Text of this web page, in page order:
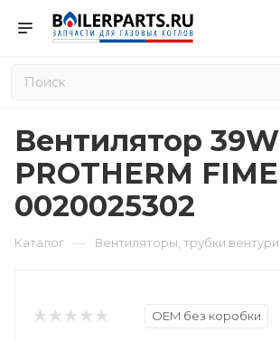
Вентилятор 39W
PROTHERM FIME
0020025302
Каталог — Вентиляторы, трубки вентури
OEM без коробки